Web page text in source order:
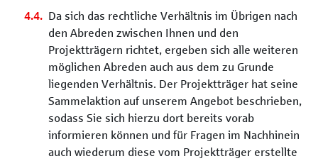
Da sich das rechtliche Verhältnis im Übrigen nach
den Abreden zwischen Ihnen und den
Projektträgern richtet, ergeben sich alle weiteren
möglichen Abreden auch aus dem zu Grunde
liegenden Verhältnis. Der Projektträger hat seine
Sammelaktion auf unserem Angebot beschrieben,
sodass Sie sich hierzu dort bereits vorab
informieren können und für Fragen im Nachhinein
auch wiederum diese vom Projektträger erstellte